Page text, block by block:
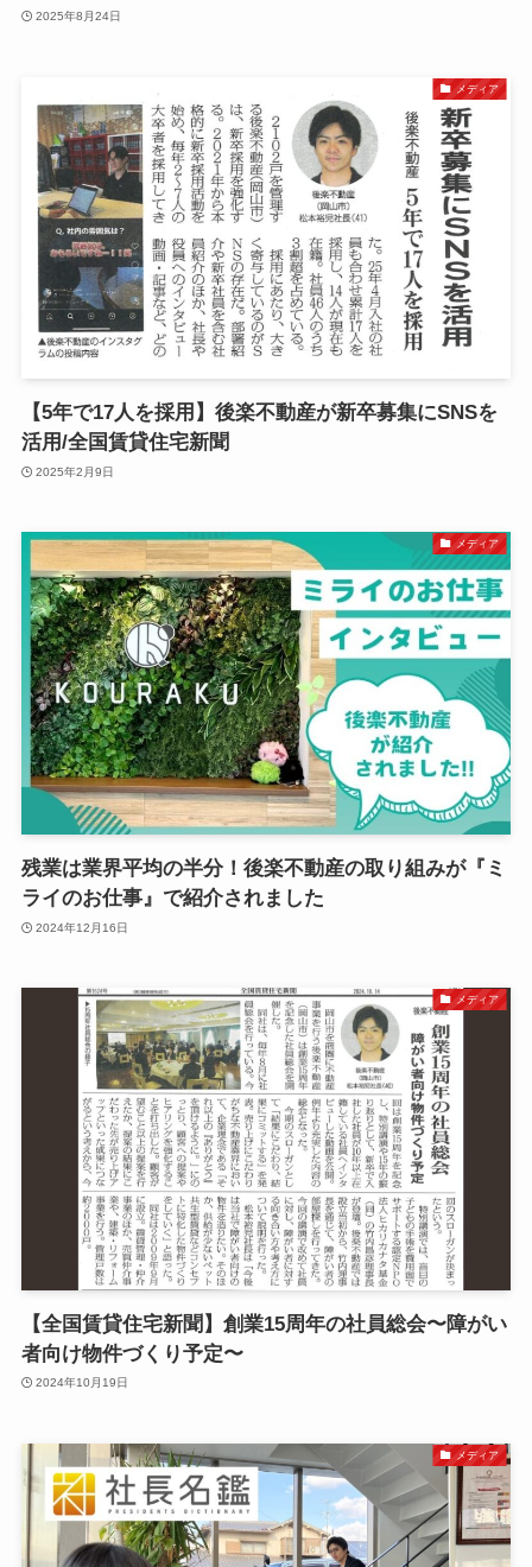
2025年8月24日
メディア
【5年で17人を採用】後楽不動産が新卒募集にSNSを
活用/全国賃貸住宅新聞
2025年2月9日
メディア
残業は業界平均の半分！後楽不動産の取り組みが『ミ
ライのお仕事』で紹介されました
2024年12月16日
メディア
【全国賃貸住宅新聞】創業15周年の社員総会〜障がい
者向け物件づくり予定〜
2024年10月19日
メディア